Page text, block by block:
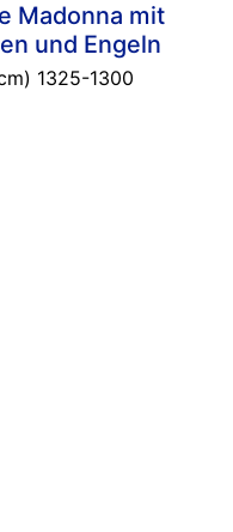
Madonna mit
und Engeln
1325-1300